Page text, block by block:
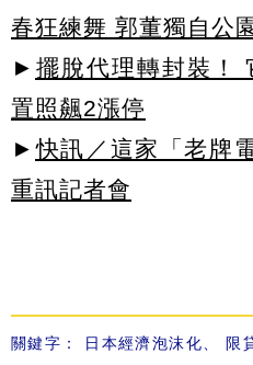
春狂練舞 郭董獨自公
► 擺脫代理轉封裝！
置照飆2漲停
► 快訊／這家「老牌
重訊記者會
關鍵字： 日本經濟泡沫化 、限